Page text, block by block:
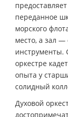
переданное
морского
место, а зал —
инструменты.
оркестре
опыта у
солидный
Духовой